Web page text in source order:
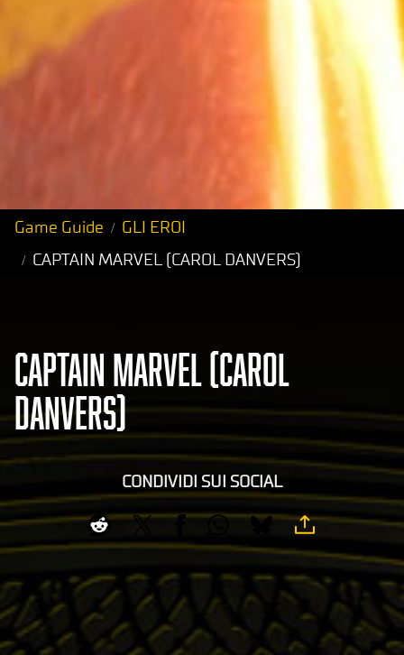
Game Guide
GLI EROI
CAPTAIN MARVEL (CAROL DANVERS)
CAPTAIN MARVEL (CAROL
DANVERS)
CONDIVIDI SUI SOCIAL